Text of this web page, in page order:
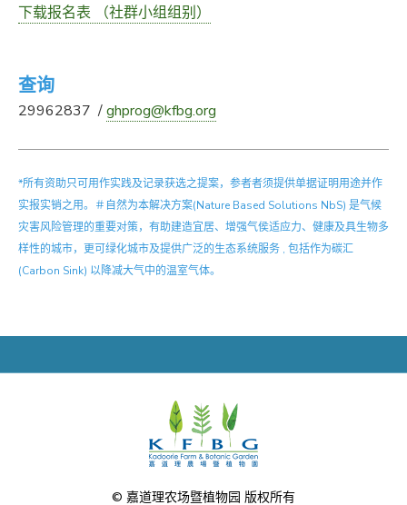
下载报名表 （社群小组组别）
查询
29962837 /ghprog@kfbg.org
*所有资助只可用作实践及记录获选之提案，参者者须提供单据证明用途并作
实报实销之用。＃自然为本解决方案(Nature Based Solutions NbS) 是气候
灾害风险管理的重要对策，有助建造宜居、增强气侯适应力、健康及具生物多
样性的城市，更可绿化城市及提供广泛的生态系统服务 , 包括作为碳汇
(Carbon Sink) 以降减大气中的温室气体。
© 嘉道理农场暨植物园 版权所有